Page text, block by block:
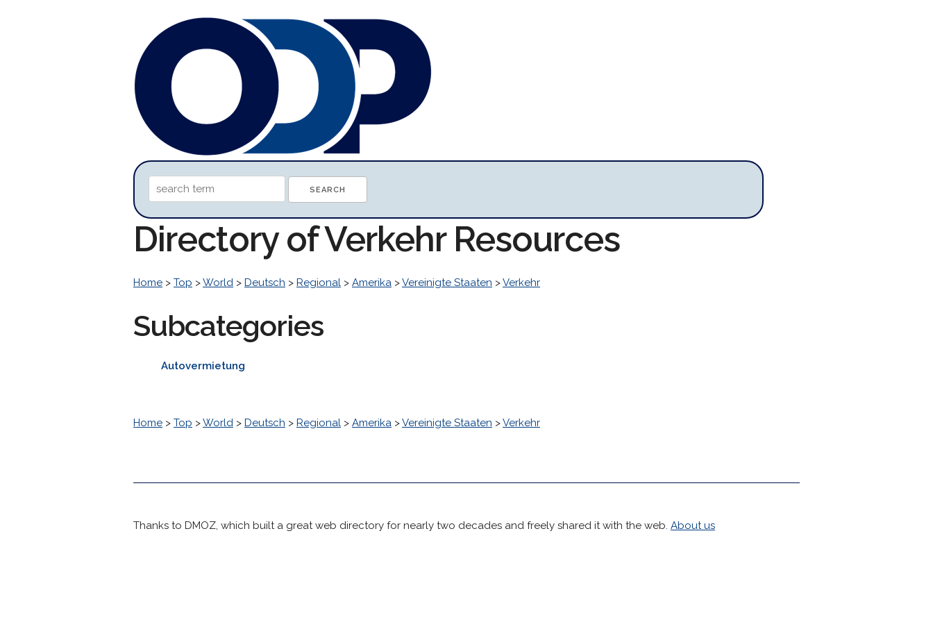
Directory of Verkehr Resources
Home > Top >World > Deutsch > Regional > Amerika >Vereinigte Staaten >Verkehr
Subcategories
Autovermietung
Home > Top >World > Deutsch > Regional > Amerika >Vereinigte Staaten >Verkehr
Thanks to DMOZ, which built a great web directory for nearly two decades and freely shared it with the web. About us